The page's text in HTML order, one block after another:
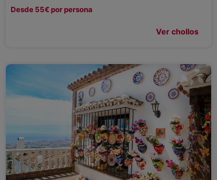
Desde 55€ por persona
Ver chollos